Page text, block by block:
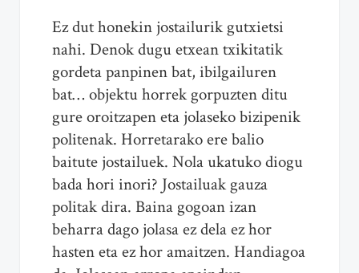
Ez dut honekin jostailurik gutxietsi
nahi. Denok dugu etxean txikitatik
gordeta panpinen bat, ibilgailuren
bat… objektu horrek gorpuzten ditu
gure oroitzapen eta jolaseko bizipenik
politenak. Horretarako ere balio
baitute jostailuek. Nola ukatuko diogu
bada hori inori? Jostailuak gauza
politak dira. Baina gogoan izan
beharra dago jolasa ez dela ez hor
hasten eta ez hor amaitzen. Handiagoa